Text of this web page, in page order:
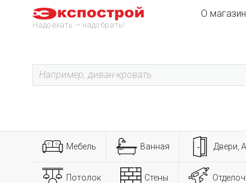
Надо ехать — надо брать!
О
Мебель Ванная Двери,
Потолок Стены